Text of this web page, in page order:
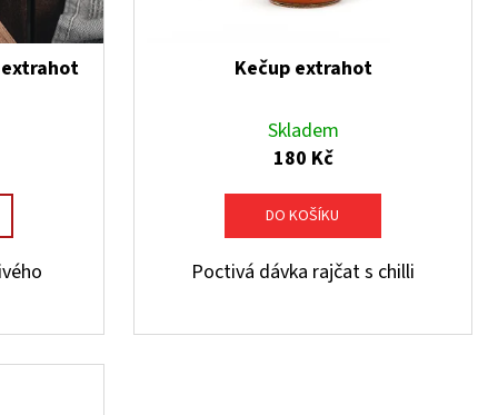
extrahot Kečup extrahot
Skladem
180 Kč
DO KOŠÍKU
Poctivá dávka rajčat s chilli